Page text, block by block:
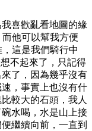
喜歡亂看地圖的緣
他可以幫我方便
這是我們騎行中
不起來了，只記得
了，因為幾乎沒有
，事實上也沒有什
較大的石頭，我人
水喝，水是山上接
繼續向前，一直到